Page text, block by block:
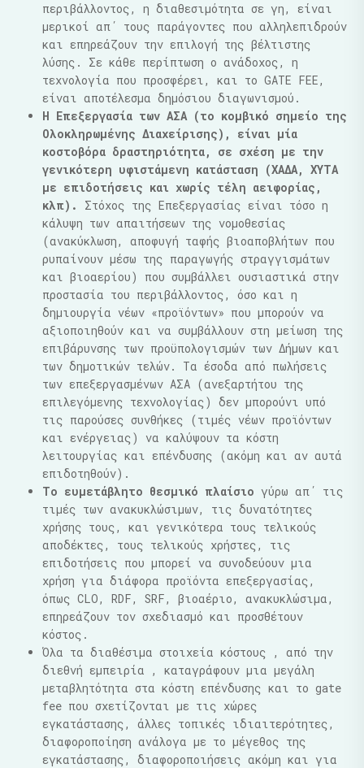
περιβάλλοντος, η διαθεσιμότητα σε γη, είναι
μερικοί απ΄ τους παράγοντες που αλληλεπιδρούν
και επηρεάζουν την επιλογή της βέλτιστης
λύσης. Σε κάθε περίπτωση ο ανάδοχος, η
τεχνολογία που προσφέρει, και το GATE FEE,
είναι αποτέλεσμα δημόσιου διαγωνισμού.
Η Επεξεργασία των ΑΣΑ (το κομβικό σημείο της
Ολοκληρωμένης Διαχείρισης), είναι μία
κοστοβόρα δραστηριότητα, σε σχέση με την
γενικότερη υφιστάμενη κατάσταση (ΧΑΔΑ, ΧΥΤΑ
με επιδοτήσεις και χωρίς τέλη αειφορίας,
κλπ).
Στόχος της Επεξεργασίας είναι τόσο η
κάλυψη των απαιτήσεων της νομοθεσίας
(ανακύκλωση, αποφυγή ταφής βιοαποβλήτων που
ρυπαίνουν μέσω της παραγωγής στραγγισμάτων
και βιοαερίου) που συμβάλλει ουσιαστικά στην
προστασία του περιβάλλοντος, όσο και η
δημιουργία νέων «προϊόντων» που μπορούν να
αξιοποιηθούν και να συμβάλλουν στη μείωση της
επιβάρυνσης των προϋπολογισμών των Δήμων και
των δημοτικών τελών. Τα έσοδα από πωλήσεις
των επεξεργασμένων ΑΣΑ (ανεξαρτήτου της
επιλεγόμενης τεχνολογίας) δεν μπορούνι υπό
τις παρούσες συνθήκες (τιμές νέων προϊόντων
και ενέργειας) να καλύψουν τα κόστη
λειτουργίας και επένδυσης (ακόμη και αν αυτά
επιδοτηθούν).
Το ευμετάβλητο θεσμικό πλαίσιο γύρω απ΄ τις
τιμές των ανακυκλώσιμων, τις δυνατότητες
χρήσης τους, και γενικότερα τους τελικούς
αποδέκτες, τους τελικούς χρήστες, τις
επιδοτήσεις που μπορεί να συνοδεύουν μια
χρήση για διάφορα προϊόντα επεξεργασίας,
όπως CLO, RDF, SRF, βιοαέριο, ανακυκλώσιμα,
επηρεάζουν τον σχεδιασμό και προσθέτουν
κόστος.
Όλα τα διαθέσιμα στοιχεία κόστους , από την
διεθνή εμπειρία , καταγράφουν μια μεγάλη
μεταβλητότητα στα κόστη επένδυσης και το gate
fee που σχετίζονται με τις χώρες
εγκατάστασης, άλλες τοπικές ιδιαιτερότητες,
διαφοροποίηση ανάλογα με το μέγεθος της
εγκατάστασης, διαφοροποιήσεις ακόμη και για